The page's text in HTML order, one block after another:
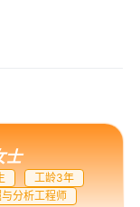
士
工龄3年
分析工程师